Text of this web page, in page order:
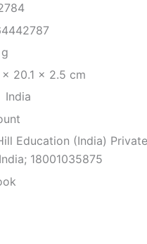
x 20.1 x 2.5 cm
India
Education (India)
18001035875